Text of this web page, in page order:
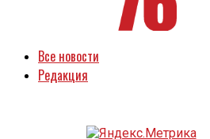
Все новости
Редакция